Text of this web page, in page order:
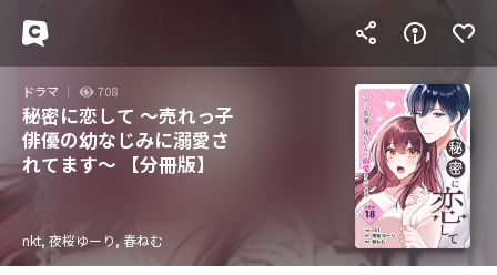
ドラマ 708
秘密に恋して ～売れっ子
俳優の幼なじみに溺愛さ
れてます～ 【分冊版】
nkt, 夜桜ゆーり, 春ねむ